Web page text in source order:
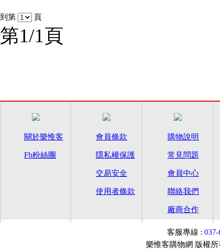
到第 頁
第1/1頁
關於樂惟客
Fb粉絲團
會員條款
隱私權保護
交易安全
使用者條款
購物說明
常見問題
會員中心
聯絡我們
廠商合作
客服專線 :
樂惟客購物網 版權所